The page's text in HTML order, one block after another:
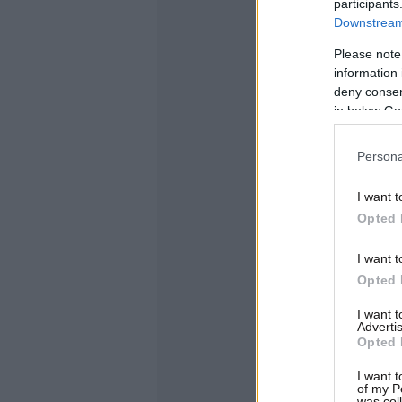
Please
information
deny
in below
I want
Opted
I want
Opted
I want
Opted
I want
of my